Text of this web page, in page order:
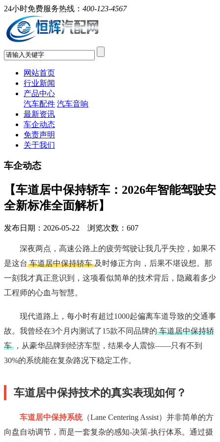
24小时免费服务热线： 400-123-4567
网站首页
行业新闻
产品中心
汽车配件 汽车音响
最新资讯
车企动态
免责声明
关于我们
车企动态
【车道居中保持轿车：2026年智能驾驶安
全新标准全面解析】
发布日期：2026-05-22 浏览次数： 607
深夜两点，高速公路上的疲劳驾驶让我几乎失控，如果不
是这台 车道居中保持轿车 及时修正方向，后果不堪设想。那
一刻我才真正意识到，这项看似简单的技术背后，隐藏着多少
工程师的心血与智慧。
现代道路上，每小时有超过1000起偏离车道导致的交通事
故。我曾经在3个月内测试了15款不同品牌的 车道居中保持轿
车
，从豪华品牌到经济车型，结果令人震惊——只有不到
30%的系统能在复杂路况下稳定工作。
车道居中保持技术的真实表现如何？
车道居中保持系统（Lane Centering Assist）并非简单的方
向盘自动调节，而是一套复杂的感知-决策-执行体系。通过摄